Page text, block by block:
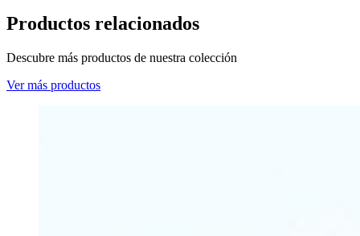
Productos relacionados
Descubre más productos de nuestra colección
Ver más productos